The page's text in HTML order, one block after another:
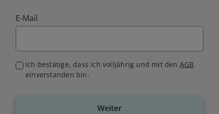
E-Mail
Ich bestätige, dass ich volljährig und mit den AGB
einverstanden bin.
Weiter